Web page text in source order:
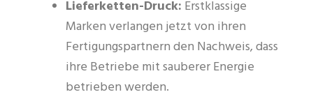
Lieferketten-Druck: Erstklassige
Marken verlangen jetzt von ihren
Fertigungspartnern den Nachweis, dass
ihre Betriebe mit sauberer Energie
betrieben werden.